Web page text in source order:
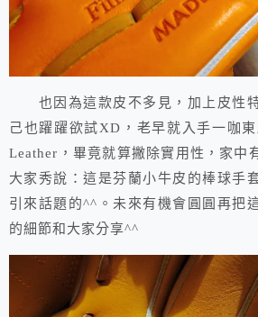
也因為這款皮不多見，加上皮性特
己也躍躍欲試XD，老早就入手一咖
Leather，畢竟就算撇除實用性，家中
大家秀說：這是芬蘭小牛皮的棒球手
引來話題的^^。未來有機會圓圓再把
的細節和大家分享^^